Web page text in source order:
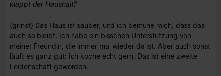
klappt der Haushalt?
(grinst) Das Haus ist sauber, und ich bemühe mich, dass das
auch so bleibt. Ich habe ein bisschen Unterstützung von
meiner Freundin, die immer mal wieder da ist. Aber auch sonst
läuft es ganz gut: Ich koche echt gern. Das ist eine zweite
Leidenschaft geworden.